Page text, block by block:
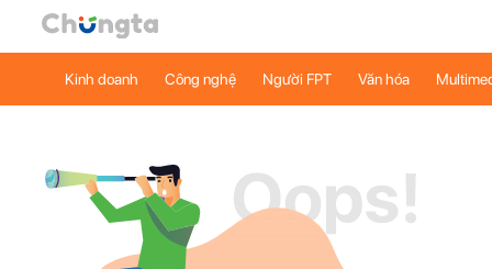
Kinh doanh Công nghệ Người FPT Văn hóa